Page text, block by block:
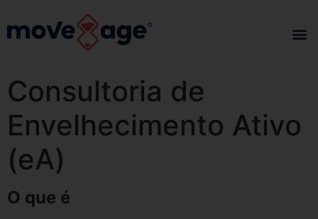
Consultoria de
Envelhecimento Ativo
(eA)
O que é